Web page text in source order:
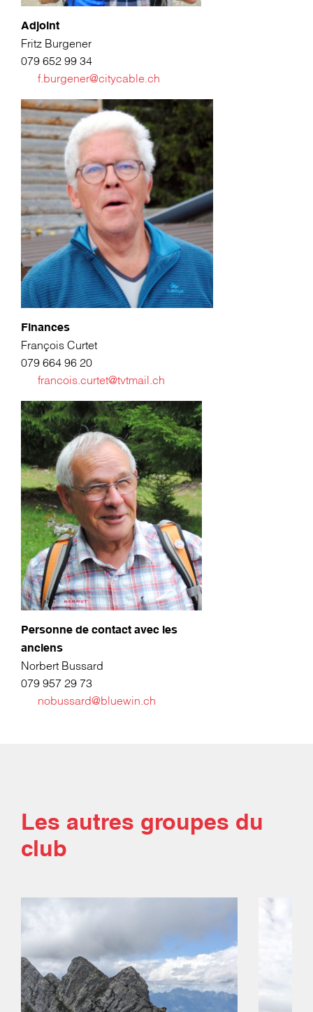
Adjoint
Fritz Burgener
079 652 99 34
f.burgener@citycable.ch
Finances
François Curtet
079 664 96 20
francois.curtet@tvtmail.ch
Personne de contact avec les
anciens
Norbert Bussard
079 957 29 73
nobussard@bluewin.ch
Les autres groupes du
club